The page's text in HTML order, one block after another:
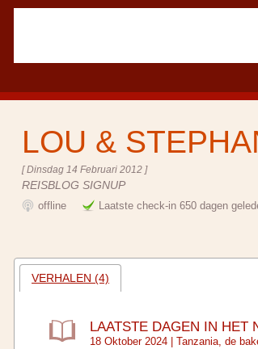
LOU &
[ Dinsdag 14 Februari 2012 ]
REISBLOG SIGNUP
offline Laatste check-in 650 dagen
VERHALEN (4)
LAATSTE DAGEN IN HET
18 Oktober 2024 | Tanzania, de